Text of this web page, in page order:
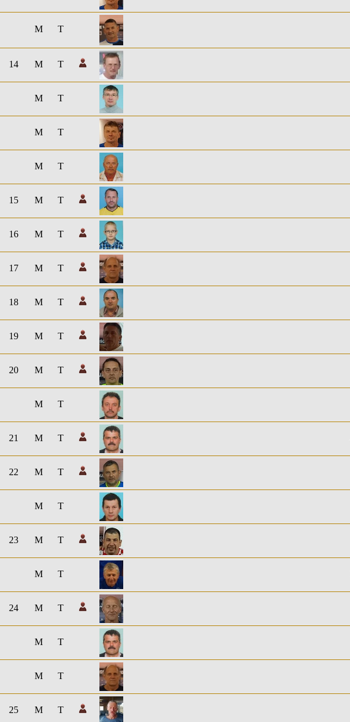
M T
14 M T
M T
M T
M T
15 M T
16 M T
17 M T
18 M T
19 M T
20 M T
M T
21 M T
22 M T
M T
23 M T
M T
24 M T
M T
M T
25 M T